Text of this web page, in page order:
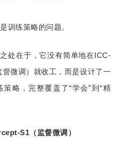
训练策略的问题。
处在于，它没有简单地在ICC-
微调）就收工，而是设计了一
略，完整覆盖了“学会”到“精
S1（监督微调）